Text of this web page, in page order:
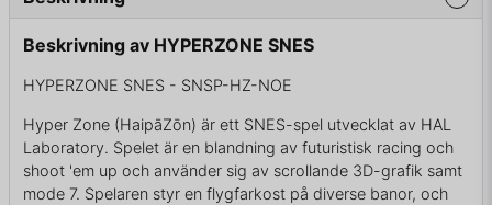
Beskrivning av HYPERZONE SNES
HYPERZONE SNES - SNSP-HZ-NOE
Hyper Zone (HaipāZōn) är ett SNES-spel utvecklat av HAL
Laboratory. Spelet är en blandning av futuristisk racing och
shoot 'em up och använder sig av scrollande 3D-grafik samt
mode 7. Spelaren styr en flygfarkost på diverse banor, och